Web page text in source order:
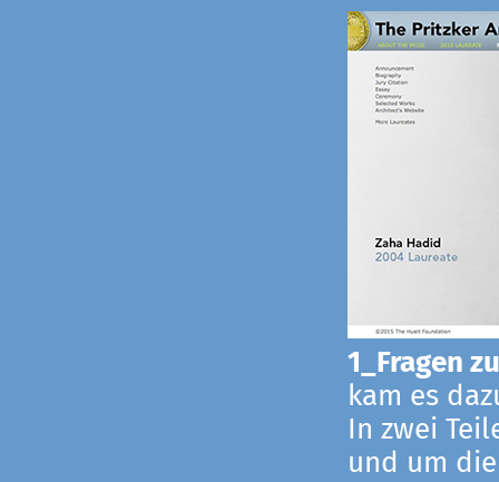
1_Fragen
kam es
In zwei
und um